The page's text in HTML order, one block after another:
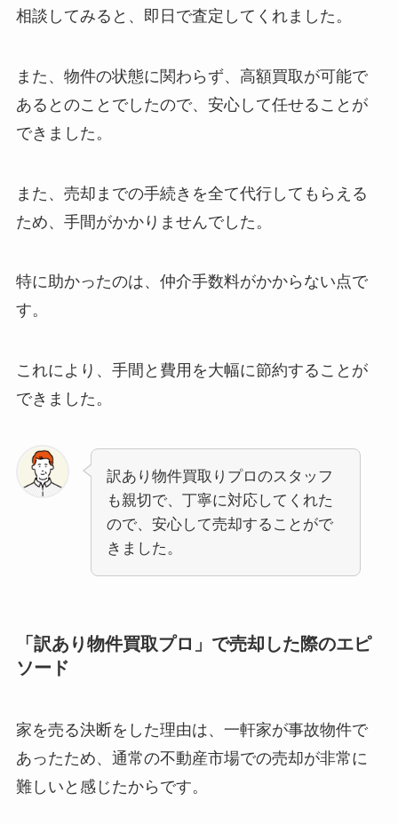
相談してみると、即日で査定してくれました。
また、物件の状態に関わらず、高額買取が可能で
あるとのことでしたので、安心して任せることが
できました。
また、売却までの手続きを全て代行してもらえる
ため、手間がかかりませんでした。
特に助かったのは、仲介手数料がかからない点で
す。
これにより、手間と費用を大幅に節約することが
できました。
訳あり物件買取りプロのスタッフ
も親切で、丁寧に対応してくれた
ので、安心して売却することがで
きました。
「訳あり物件買取プロ」で売却した際のエピ
ソード
家を売る決断をした理由は、一軒家が事故物件で
あったため、通常の不動産市場での売却が非常に
難しいと感じたからです。